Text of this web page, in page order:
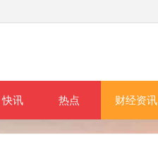
快讯 热点 财经资讯